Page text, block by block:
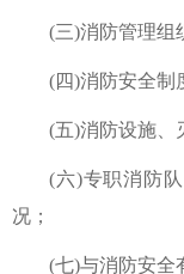
(三)消防管理组
(四)消防安全制
(五)消防设施、
(六)专职消防
况；
(七)与消防安全